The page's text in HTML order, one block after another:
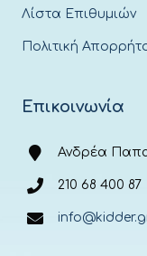
Λίστα Επιθυμιών
Πολιτική
Επικοινωνία
Ανδρέα
210 68 400 87